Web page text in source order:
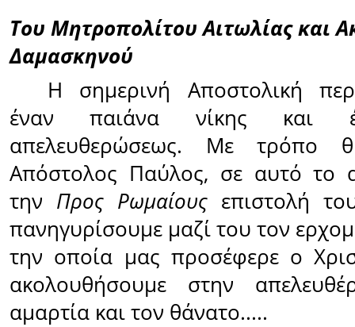
Του Μητροπολίτου Αιτωλίας και
Δαμασκηνού
Η σημερινή Αποστολική
έναν παιάνα νίκης και
απελευθερώσεως. Με τρόπο
Απόστολος Παύλος, σε αυτό το
την Προς Ρωμαίους επιστολή
πανηγυρίσουμε μαζί του τον
την οποία μας προσέφερε ο
ακολουθήσουμε στην
αμαρτία και τον θάνατο.....